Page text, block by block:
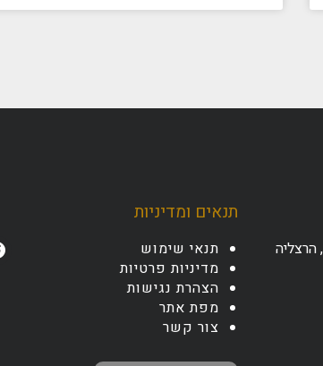
רח' החושלים 8, קומה 6, אגף צפוני, ת.ד 12425, הרצליה
תנאים ומדיניות
תנאי שימוש
מדיניות פרטיות
הצהרת נגישות
מפת אתר
צור קשר